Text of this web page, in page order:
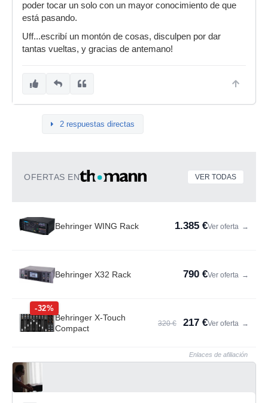
poder tocar un solo con un mayor conocimiento de que
está pasando.
Uff...escribí un montón de cosas, disculpen por dar
tantas vueltas, y gracias de antemano!
2 respuestas directas
OFERTAS EN VER TODAS
Behringer WING Rack 1.385 €Ver oferta →
Behringer X32 Rack 790 €Ver oferta →
-32%
Behringer X-Touch
Compact
320 € 217 €Ver oferta →
Enlaces de afiliación